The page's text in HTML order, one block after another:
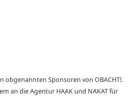
obgenannten Sponsoren von OBACHT!.
an die Agentur HAAK und NAKAT für